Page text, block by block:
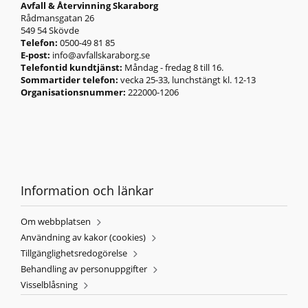
Avfall & Återvinning Skaraborg
Rådmansgatan 26
549 54 Skövde
Telefon: 0500-49 81 85
E-post: info@avfallskaraborg.se
Telefontid kundtjänst: Måndag - fredag 8 till 16.
Sommartider telefon: vecka 25-33, lunchstängt kl. 12-13
Organisationsnummer: 222000-1206
Information och länkar
Om webbplatsen
Användning av kakor (cookies)
Tillgänglighetsredogörelse
Behandling av personuppgifter
Visselblåsning